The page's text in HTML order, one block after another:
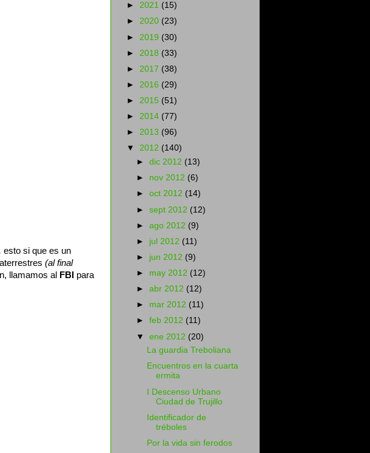
esto si que es un
(al final
llamamos al FBI para
► 2021 (15)
► 2020 (23)
► 2019 (30)
► 2018 (33)
► 2017 (38)
► 2016 (29)
► 2015 (51)
► 2014 (77)
► 2013 (96)
▼ 2012 (140)
►dic 2012 (13)
► nov 2012 (6)
►oct 2012 (14)
►sept 2012 (12)
►ago 2012 (9)
► jul 2012 (11)
► jun 2012 (9)
► may 2012 (12)
►abr 2012 (12)
► mar 2012 (11)
►feb 2012 (11)
▼ene 2012 (20)
La guardia Treboliana
Encuentros en la cuarta
ermita
I Descenso Urbano
Ciudad de Trujillo
Identificador de
tréboles
Por la vida sin ferodos